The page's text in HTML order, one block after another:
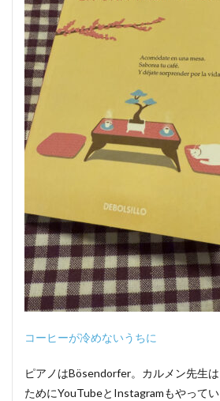
コーヒーが冷めないうちに
ピアノはBösendorfer。カルメン先生
ためにYouTubeとInstagramもやってい